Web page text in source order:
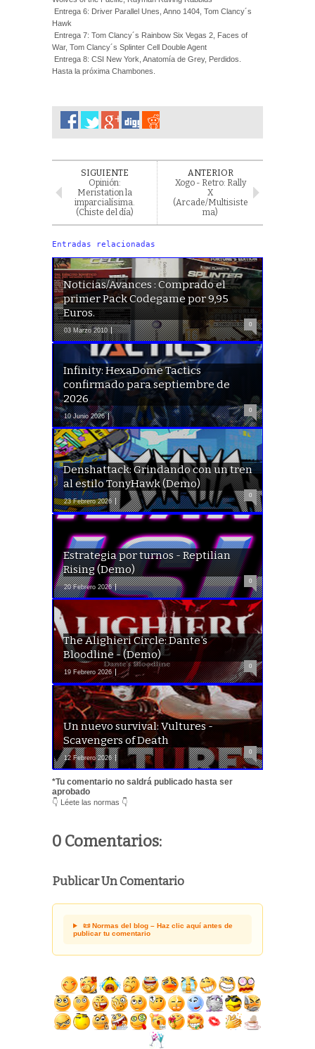
Entrega 6: Driver Parallel Unes, Anno 1404, Tom Clancy´s
Hawk
Entrega 7: Tom Clancy´s Rainbow Six Vegas 2, Faces of
War, Tom Clancy´s Splinter Cell Double Agent
Entrega 8: CSI New York, Anatomía de Grey, Perdidos.
Hasta la próxima Chambones.
SIGUIENTE
Opinión:
Meristation la
imparcialísima.
(Chiste del día)
ANTERIOR
Xogo - Retro: Rally
X
(Arcade/Multisiste
ma)
Entradas relacionadas
Noticias/Avances : Comprado el
primer Pack Codegame por 9,95
Euros.
03 Marzo 2010
0
Infinity: HexaDome Tactics
confirmado para septiembre de
2026
10 Junio 2026
0
Denshattack: Grindando con un tren
al estilo TonyHawk (Demo)
23 Febrero 2026
0
Estrategia por turnos - Reptilian
Rising (Demo)
20 Febrero 2026
0
The Alighieri Circle: Dante's
Bloodline - (Demo)
19 Febrero 2026
0
Un nuevo survival: Vultures -
Scavengers of Death
12 Febrero 2026
0
*Tu comentario no saldrá publicado hasta ser
aprobado
👇 Léete las normas 👇
0 Comentarios:
Publicar Un Comentario
📜 Normas del blog – Haz clic aquí antes de
publicar tu comentario